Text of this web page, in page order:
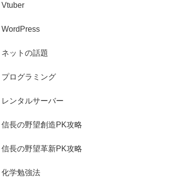
Vtuber
WordPress
ネットの話題
プログラミング
レンタルサーバー
信長の野望創造PK攻略
信長の野望革新PK攻略
化学勉強法